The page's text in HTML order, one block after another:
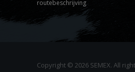
routebeschrijving
Copyright © 2026 SEMEX. All